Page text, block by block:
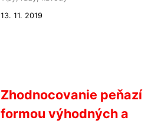
13. 11. 2019
Zhodnocovanie peňazí
formou výhodných a